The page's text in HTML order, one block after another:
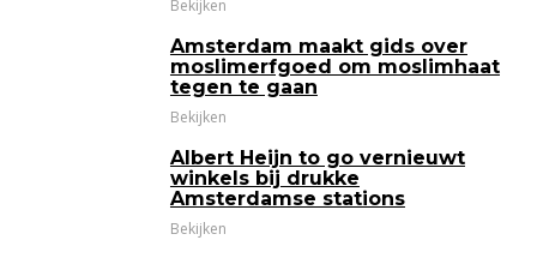
Bekijken
Amsterdam maakt gids over
moslimerfgoed om moslimhaat
tegen te gaan
Bekijken
Albert Heijn to go vernieuwt
winkels bij drukke
Amsterdamse stations
Bekijken